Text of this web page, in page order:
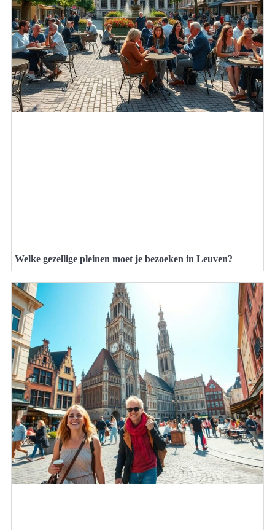
Welke gezellige pleinen moet je bezoeken in Leuven?